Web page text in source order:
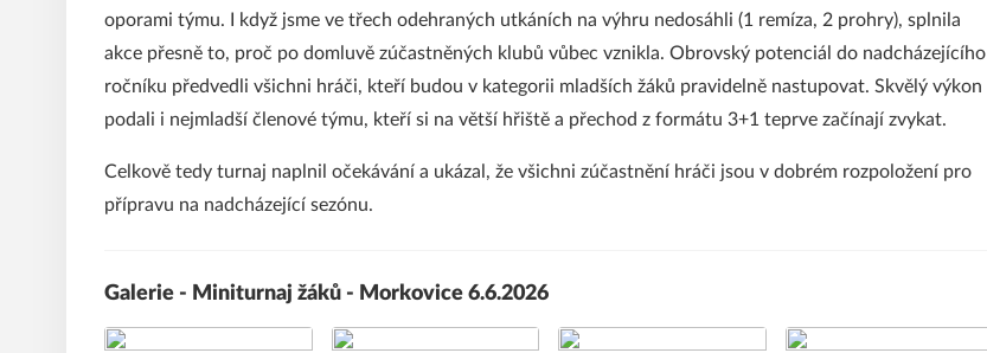
oporami týmu. I když jsme ve třech odehraných utkáních na výhru nedosáhli (1 remíza, 2 prohry), splnila
akce přesně to, proč po domluvě zúčastněných klubů vůbec vznikla. Obrovský potenciál do nadcházejícího
ročníku předvedli všichni hráči, kteří budou v kategorii mladších žáků pravidelně nastupovat. Skvělý výkon
podali i nejmladší členové týmu, kteří si na větší hřiště a přechod z formátu 3+1 teprve začínají zvykat.
Celkově tedy turnaj naplnil očekávání a ukázal, že všichni zúčastnění hráči jsou v dobrém rozpoložení pro
přípravu na nadcházející sezónu.
Galerie - Miniturnaj žáků - Morkovice 6.6.2026